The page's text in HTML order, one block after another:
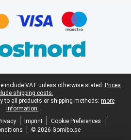
include VAT unless otherwise stated. Prices
shipping costs.
to all products or shipping methods: more
information.
Imprint
Cookie Preferences
© 2026 Gomibo.se